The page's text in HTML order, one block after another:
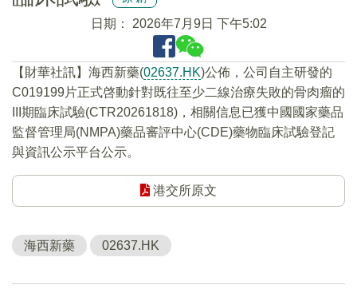
日期： 2026年7月9日 下午5:02
【財華社訊】海西新藥(02637.HK)公佈，公司自主研發的
C019199片正式啓動針對既往至少二線治療失敗的骨肉瘤的
III期臨床試驗(CTR20261818)，相關信息已獲中國國家藥品
監督管理局(NMPA)藥品審評中心(CDE)藥物臨床試驗登記
與資訊公示平台公示。
港交所原文
海西新藥 02637.HK